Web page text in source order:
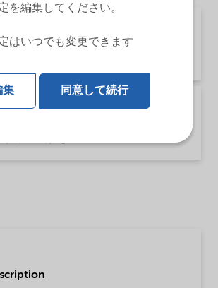
- North America product
を編集してください。
はいつでも変更できます
集 同意して続行